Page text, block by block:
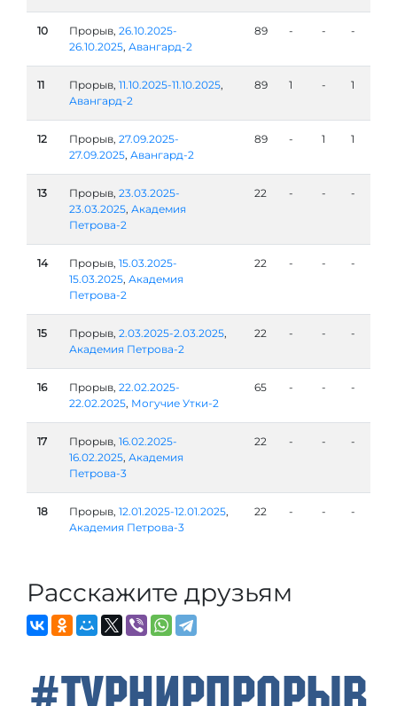
10 Прорыв, 26.10.2025-
26.10.2025, Авангард-2
89 - - -
11 Прорыв, 11.10.2025-11.10.2025,
Авангард-2
89 1 - 1
12 Прорыв, 27.09.2025-
27.09.2025, Авангард-2
89 - 1 1
13 Прорыв, 23.03.2025-
23.03.2025, Академия
Петрова-2
22 - - -
14 Прорыв, 15.03.2025-
15.03.2025, Академия
Петрова-2
22 - - -
15 Прорыв, 2.03.2025-2.03.2025,
Академия Петрова-2
22 - - -
16 Прорыв, 22.02.2025-
22.02.2025, Могучие Утки-2
65 - - -
17 Прорыв, 16.02.2025-
16.02.2025, Академия
Петровa-3
22 - - -
18 Прорыв, 12.01.2025-12.01.2025,
Академия Петровa-3
22 - - -
Расскажите друзьям
#ТурнирПрорыв